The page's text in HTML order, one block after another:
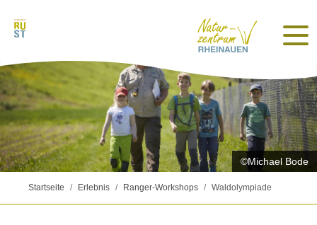
©Michael Bode
Startseite Erlebnis Ranger-Workshops Waldolympiade